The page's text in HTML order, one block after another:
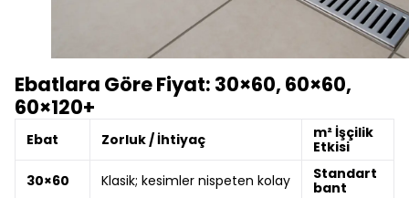
Ebatlara Göre Fiyat: 30×60, 60×60,
60×120+
Ebat Zorluk / İhtiyaç
m² İşçilik
Etkisi
30×60
Klasik; kesimler nispeten kolay
Standart
bant